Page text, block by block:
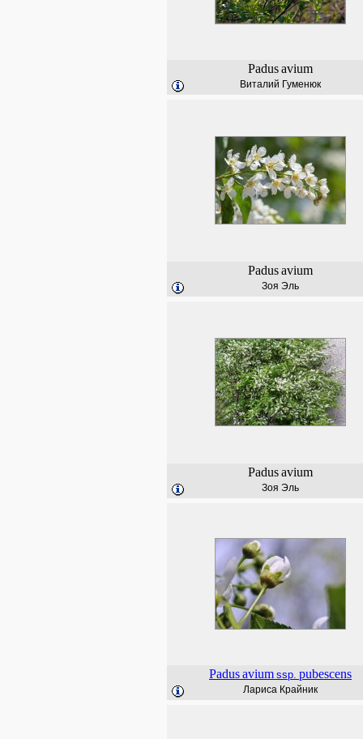
Padusavium
Виталий Гуменюк
Padusavium
Зоя Эль
Padusavium
Зоя Эль
Padusavium ssp. pubescens
Лариса Крайник